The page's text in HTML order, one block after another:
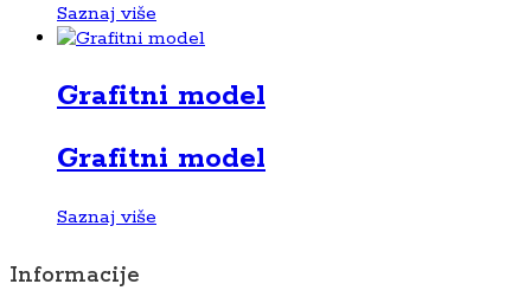
Saznaj više
Grafitni model
Grafitni model
Saznaj više
Informacije